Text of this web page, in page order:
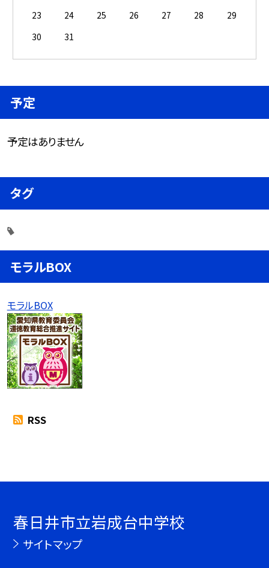
23
24 25 26 27 28
29
30
31
予定
予定はありません
タグ
モラルBOX
モラルBOX
RSS
春日井市立岩成台中学校
サイトマップ